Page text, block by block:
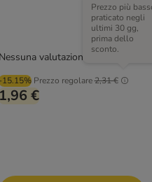
Prezzo regolare2,31 €
Prezzo più
praticato negli
ultimi 30 gg,
prima dello
sconto.
1,96 €
Nessuna valutazione